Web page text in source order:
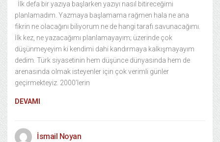
İlk defa bir yazıya başlarken yazıyı nasıl bitireceğimi
planlamadım. Yazmaya başlamama rağmen hala ne ana
fikrin ne olacağını biliyorum ne de hangi tarafı savunacağımı.
İlk kez, ne yazacağımı planlamayayım; üzerinde çok
düşünmeyeyim ki kendimi dahi kandırmaya kalkışmayayım
dedim. Türk siyasetinin hem düşünce dünyasında hem de
arenasında olmak isteyenler için çok verimli günler
geçirmekteyiz. 2000’lerin
DEVAMI
İsmail Noyan